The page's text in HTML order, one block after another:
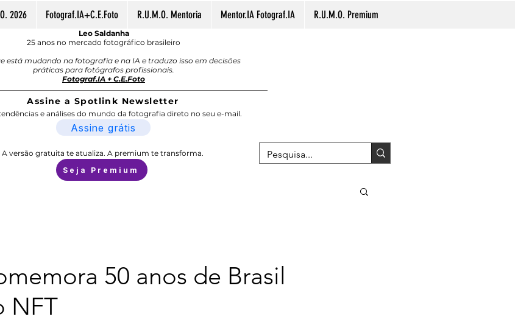
2026 Fotograf.IA+C.E.Foto R.U.M.O. Mentoria Mentor.IA Fotograf.IA R.U.M.O. Premium
Leo Saldanha
25 anos no mercado fotográfico brasileiro
está mudando na fotografia e na IA e traduzo isso em decisões
práticas para fotógrafos profissionais.
Fotograf.IA + C.E.Foto
Assine a Spotlink Newsletter
e análises do mundo da fotografia direto no seu e-mail.
Assine grátis
A versão gratuita te atualiza. A premium te transforma.
Seja Premium
50 anos de Brasil
NFT